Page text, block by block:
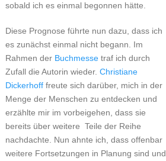
sobald ich es einmal begonnen hätte.
Diese Prognose führte nun dazu, dass ich
es zunächst einmal nicht begann. Im
Rahmen der Buchmessetraf ich durch
Zufall die Autorin wieder. Christiane
Dickerhofffreute sich darüber, mich in der
Menge der Menschen zu entdecken und
erzählte mir im vorbeigehen, dass sie
bereits über weitere Teile der Reihe
nachdachte. Nun ahnte ich, dass offenbar
weitere Fortsetzungen in Planung sind und